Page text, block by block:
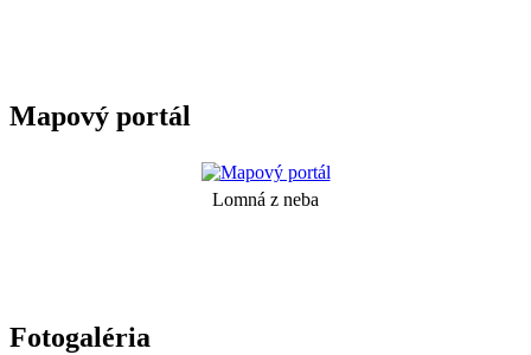
Mapový portál
Lomná z neba
Fotogaléria